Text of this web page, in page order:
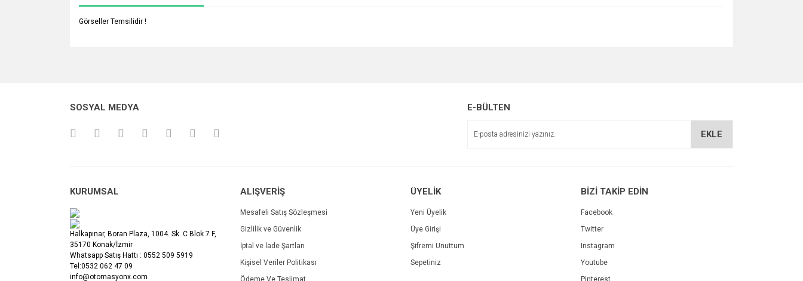
Görseller Temsilidir !
Ürün açıklamasında eksik bilgiler bulunuyor.
SOSYAL MEDYA E-BÜLTEN
EKLE
KURUMSAL
Halkapınar, Boran Plaza, 1004. Sk. C Blok 7 F,
35170 Konak/İzmir
Whatsapp Satış Hattı : 0552 509 5919
Tel:0532 062 47 09
info@otomasyonx.com
ALIŞVERİŞ
Mesafeli Satış Sözleşmesi
Gizlilik ve Güvenlik
İptal ve İade Şartları
Kişisel Veriler Politikası
Ödeme Ve Teslimat
ÜYELİK
Yeni Üyelik
Üye Girişi
Şifremi Unuttum
Sepetiniz
BİZİ TAKİP EDİN
Facebook
Twitter
Instagram
Youtube
Pinterest